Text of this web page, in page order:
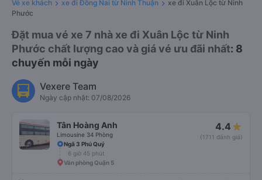
Vé xe khách xe đi Đồng Nai từ Ninh Thuận
xe đi Xuân Lộc từ Ninh
Phước
Đặt mua vé xe 7 nhà xe đi Xuân Lộc từ Ninh
Phước chất lượng cao và giá vé ưu đãi nhất: 8
chuyến mỗi ngày
Vexere Team
Ngày cập nhật: 07/08/2026
Tân Hoàng Anh
Limousine 34 Phòng
4.4
(1711 đánh giá)
Ngã 3 Phú Quý
6 giờ 45 phút
Văn phòng Quận 5